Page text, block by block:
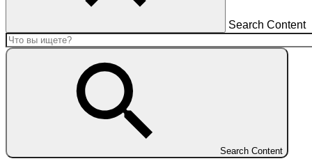
Search Content
Search Content